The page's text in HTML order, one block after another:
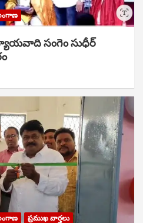
సంగెం సుధీర్
ప్రముఖ వార్తలు